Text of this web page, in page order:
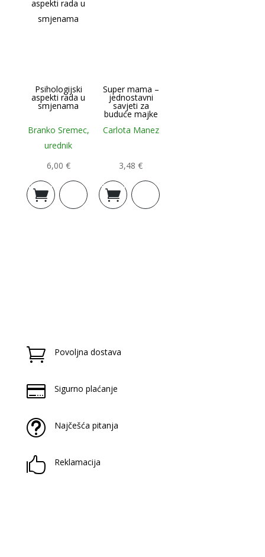
Psihologijski
aspekti rada u
smjenama
Branko Sremec,
urednik
6,00 €
Dodaj u
košaricu
Super mama –
jednostavni
savjeti za
buduće majke
Carlota Manez
3,48€
Dodaj u
košaricu
 Povoljna dostava
 Sigurno plaćanje
t Najčešća pitanja
 Reklamacija